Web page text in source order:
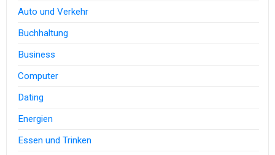
Auto und Verkehr
Buchhaltung
Business
Computer
Dating
Energien
Essen und Trinken